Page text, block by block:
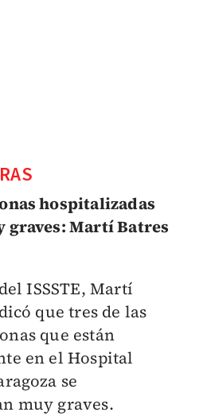
hospitalizadas
graves: Martí Batres
ISSSTE, Martí
que tres de las
que están
en el Hospital
se
muy graves.